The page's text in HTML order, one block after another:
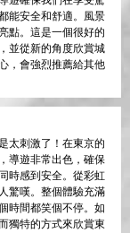
能安全和舒適。風景
點。這是一個很好的
並從新的角度欣賞城
，會強烈推薦給其他
太刺激了！在東京的
導遊非常出色，確保
時感到安全。從彩虹
驚嘆。整個體驗充滿
時間都笑個不停。如
獨特的方式來欣賞東